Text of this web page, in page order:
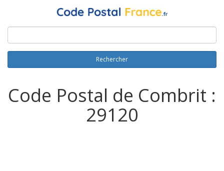
Rechercher
Code Postal de Combrit :
29120